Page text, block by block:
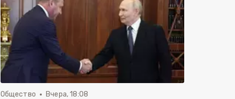
Общество Вчера, 18:08